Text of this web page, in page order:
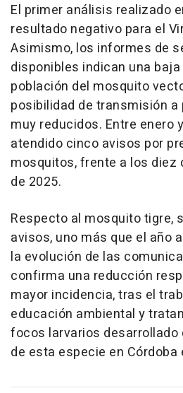
El primer análisis realizado
resultado negativo para el
Asimismo, los informes de
disponibles indican una
población del mosquito
posibilidad de transmisión
muy reducidos. Entre enero
atendido cinco avisos por
mosquitos, frente a los diez
de 2025.
Respecto al mosquito tigre,
avisos, uno más que el año
la evolución de las
confirma una reducción
mayor incidencia, tras el
educación ambiental y
focos larvarios desarrollado
de esta especie en Córdoba